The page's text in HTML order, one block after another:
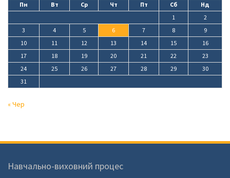
Пн Вт Ср Чт Пт Сб
Нд
1
2
3
4 5 6 7 8
9
10
11 12 13 14 15
16
17
18 19 20 21 22
23
24
25 26 27 28 29
30
31
« Чер
Навчально-виховний процес